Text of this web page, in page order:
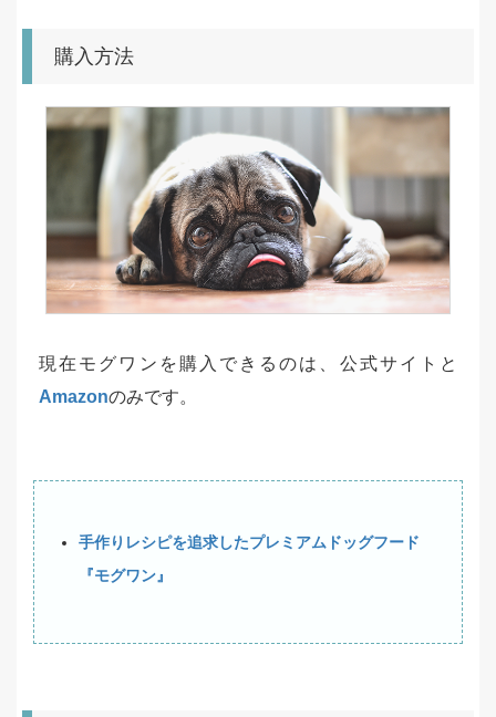
購入方法
現在モグワンを購入できるのは、公式サイトと
Amazonのみです。
手作りレシピを追求したプレミアムドッグフード
『モグワン』